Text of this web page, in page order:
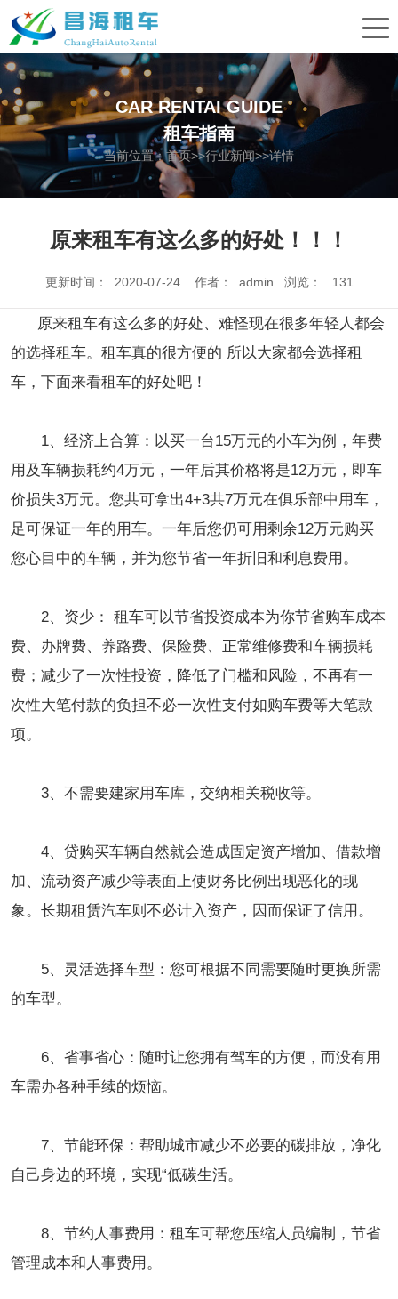
CAR RENTAI GUIDE
租车指南
当前位置：首页>>行业新闻>>详情
原来租车有这么多的好处！！！
更新时间： 2020-07-24 作者： admin 浏览： 131
原来租车有这么多的好处、难怪现在很多年轻人都会
的选择租车。租车真的很方便的 所以大家都会选择租
车，下面来看租车的好处吧！
1、经济上合算：以买一台15万元的小车为例，年费
用及车辆损耗约4万元，一年后其价格将是12万元，即车
价损失3万元。您共可拿出4+3共7万元在俱乐部中用车，
足可保证一年的用车。一年后您仍可用剩余12万元购买
您心目中的车辆，并为您节省一年折旧和利息费用。
2、资少： 租车可以节省投资成本为你节省购车成本
费、办牌费、养路费、保险费、正常维修费和车辆损耗
费；减少了一次性投资，降低了门槛和风险，不再有一
次性大笔付款的负担不必一次性支付如购车费等大笔款
项。
3、不需要建家用车库，交纳相关税收等。
4、贷购买车辆自然就会造成固定资产增加、借款增
加、流动资产减少等表面上使财务比例出现恶化的现
象。长期租赁汽车则不必计入资产，因而保证了信用。
5、灵活选择车型：您可根据不同需要随时更换所需
的车型。
6、省事省心：随时让您拥有驾车的方便，而没有用
车需办各种手续的烦恼。
7、节能环保：帮助城市减少不必要的碳排放，净化
自己身边的环境，实现“低碳生活。
8、节约人事费用：租车可帮您压缩人员编制，节省
管理成本和人事费用。